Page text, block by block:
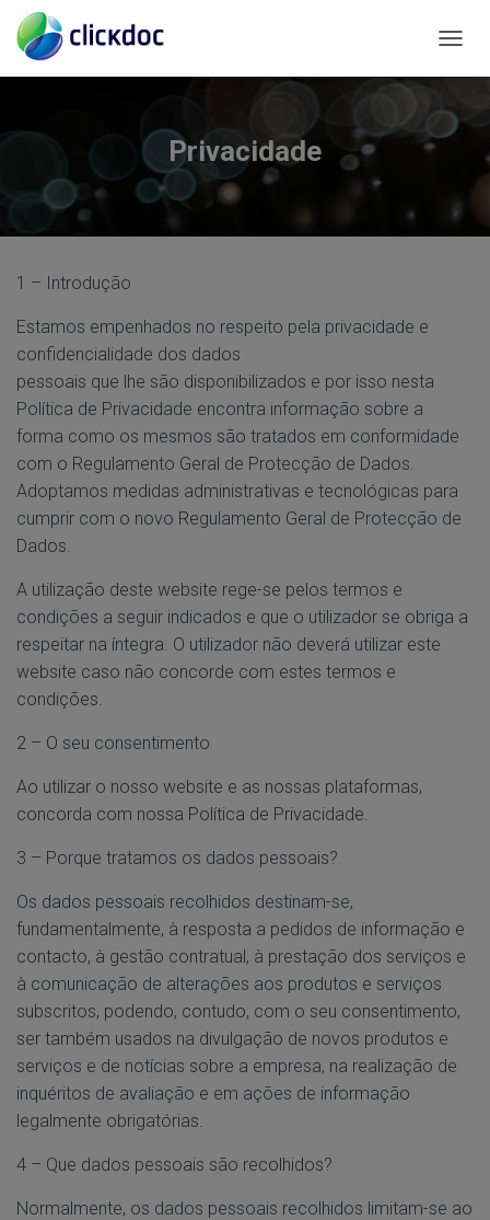
L
E
R
A
Privacidade
1 – Introdução
Estamos empenhados no respeito pela privacidade e
confidencialidade dos dados
pessoais que lhe são disponibilizados e por isso nesta
Política de Privacidade encontra informação sobre a
forma como os mesmos são tratados em conformidade
com o Regulamento Geral de Protecção de Dados.
Adoptamos medidas administrativas e tecnológicas para
cumprir com o novo Regulamento Geral de Protecção de
Dados.
A utilização deste website rege-se pelos termos e
condições a seguir indicados e que o utilizador se obriga a
respeitar na íntegra. O utilizador não deverá utilizar este
website caso não concorde com estes termos e
condições.
2 – O seu consentimento
Ao utilizar o nosso website e as nossas plataformas,
concorda com nossa Política de Privacidade.
3 – Porque tratamos os dados pessoais?
Os dados pessoais recolhidos destinam-se,
fundamentalmente, à resposta a pedidos de informação e
contacto, à gestão contratual, à prestação dos serviços e
à comunicação de alterações aos produtos e serviços
subscritos, podendo, contudo, com o seu consentimento,
ser também usados na divulgação de novos produtos e
serviços e de notícias sobre a empresa, na realização de
inquéritos de avaliação e em ações de informação
legalmente obrigatórias.
4 – Que dados pessoais são recolhidos?
Normalmente, os dados pessoais recolhidos limitam-se ao